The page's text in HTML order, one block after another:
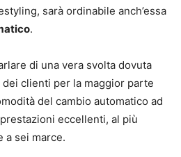
sarà ordinabile anch’essa
.
di una vera svolta dovuta
clienti per la maggior parte
del cambio automatico ad
eccellenti, al più
a sei marce.